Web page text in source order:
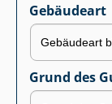
Gebäudeart
Grund des